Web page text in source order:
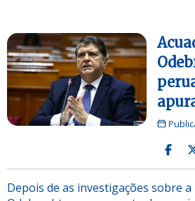
Depois de as investigações sobre